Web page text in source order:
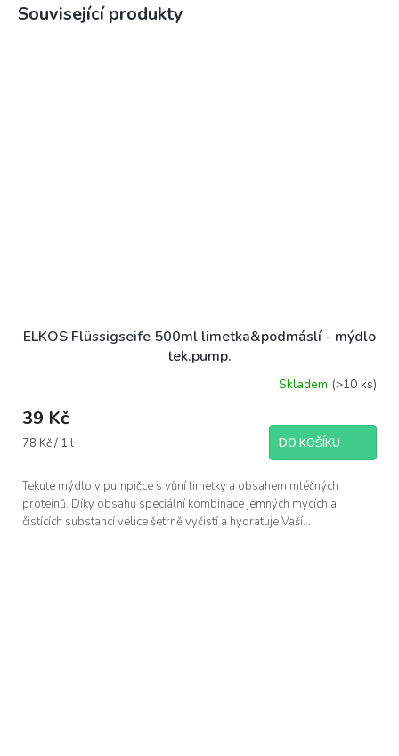
Související produkty
ELKOS Flüssigseife 500ml limetka&podmáslí - mýdlo
tek.pump.
Skladem (>10 ks)
39 Kč
Měrná
78 Kč / 1 l DO KOŠÍKU
Tekuté mýdlo v pumpičce s vůní limetky a obsahem mléčných
proteinů. Díky obsahu speciální kombinace jemných mycích a
čistících substancí velice šetrně vyčistí a hydratuje Vaší...